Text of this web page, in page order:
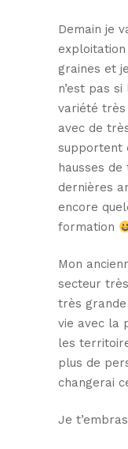
Demain je
graines et
n’est pas
variété très
avec de
supportent
hausses
dernières
encore
formation
Mon
secteur
très
vie avec la
les
plus de
changerai
Je